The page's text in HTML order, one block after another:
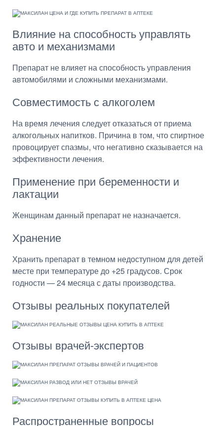
Влияние на способность управлять
авто и механизмами
Препарат не влияет на способность управления
автомобилями и сложными механизмами.
Совместимость с алкоголем
На время лечения следует отказаться от приема
алкогольных напитков. Причина в том, что спиртное
провоцирует спазмы, что негативно сказывается на
эффективности лечения.
Применение при беременности и
лактации
Женщинам данный препарат не назначается.
Хранение
Хранить препарат в темном недоступном для детей
месте при температуре до +25 градусов. Срок
годности — 24 месяца с даты производства.
Отзывы реальных покупателей
Отзывы врачей-экспертов
Распространенные вопросы